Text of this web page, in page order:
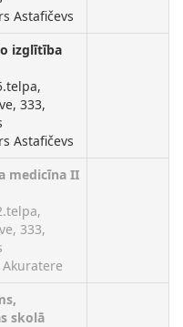
Astafičevs
izglītība
333,
Astafičevs
medicīna II
333,
skolā